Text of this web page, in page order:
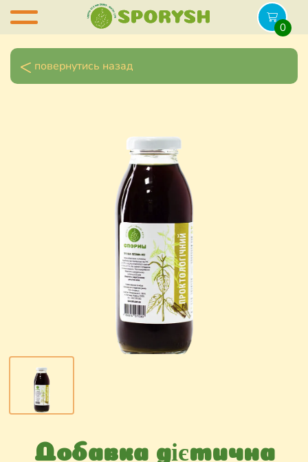
0
повернутись назад
Добавка дієтична